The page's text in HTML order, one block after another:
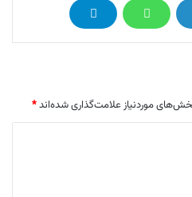
موردنیاز علامت‌گذاری شده‌اند*